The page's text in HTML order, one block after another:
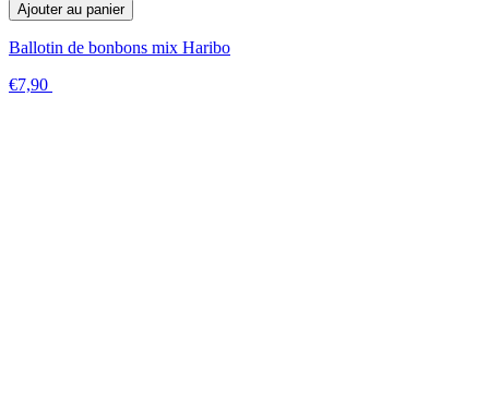
Ajouter au panier
Ballotin de bonbons mix Haribo
€7,90